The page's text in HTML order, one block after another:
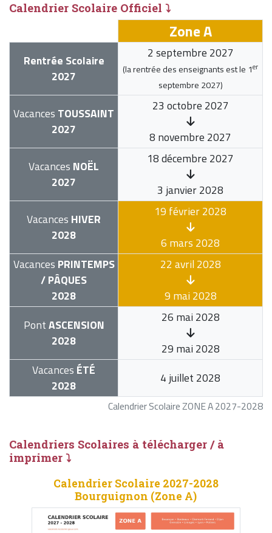
Calendrier Scolaire Officiel ⤵
Calendrier Scolaire ZONE A 2027-2028
Zone A
Rentrée Scolaire
2027
2 septembre 2027
(la rentrée des enseignants est le 1er
septembre 2027)
Vacances TOUSSAINT
2027
23 octobre 2027
8 novembre 2027
Vacances NOËL
2027
18 décembre 2027
3 janvier 2028
Vacances HIVER
2028
19 février 2028
6 mars 2028
Vacances PRINTEMPS
/ PÂQUES
2028
22 avril 2028
9 mai 2028
PontASCENSION
2028
26 mai 2028
29 mai 2028
Vacances ÉTÉ
2028
4 juillet 2028
Calendriers Scolaires à télécharger / à
imprimer ⤵
Calendrier Scolaire 2027-2028
Bourguignon (Zone A)